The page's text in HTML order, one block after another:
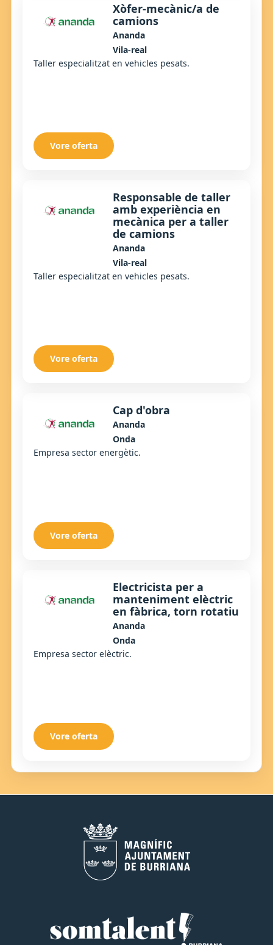
Xòfer-mecànic/a de
camions
Ananda
Vila-real
Taller especialitzat en vehicles pesats.
Vore oferta
Responsable de taller
amb experiència en
mecànica per a taller
de camions
Ananda
Vila-real
Taller especialitzat en vehicles pesats.
Vore oferta
Cap d'obra
Ananda
Onda
Empresa sector energètic.
Vore oferta
Electricista per a
manteniment elèctric
en fàbrica, torn rotatiu
Ananda
Onda
Empresa sector elèctric.
Vore oferta